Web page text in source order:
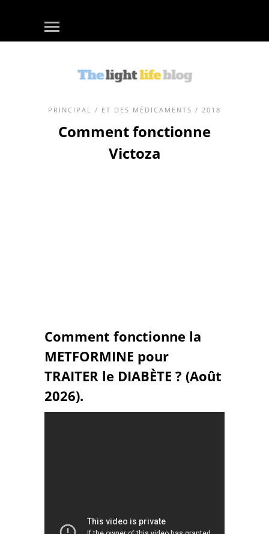
PRINCIPAL / ET DES MÉDICAMENTS / 2018
Comment fonctionne
Victoza
Comment fonctionne la
METFORMINE pour
TRAITER le DIABÈTE ? (Août
2026).